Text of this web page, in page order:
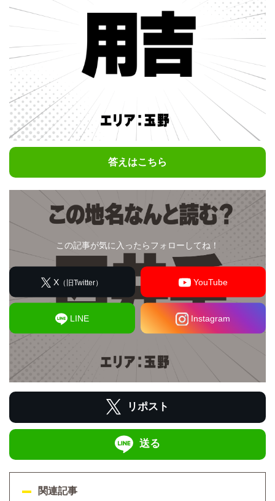
答えはこちら
この記事が気に入ったらフォローしてね！
X （旧Twitter） YouTube
LINE Instagram
リポスト
送る
関連記事